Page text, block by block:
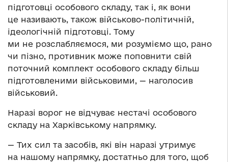
підготовці особового складу, так і, як вони
це називають, також військово-політичній,
ідеологічній підготовці. Тому
ми не розслабляємося, ми розуміємо що, рано
чи пізно, противник може поповнити свій
поточний комплект особового складу більш
підготовленими військовими, — наголосив
військовий.
Наразі ворог не відчуває нестачі особового
складу на Харківському напрямку.
— Тих сил та засобів, які він наразі утримує
на нашому напрямку, достатньо для того, щоб